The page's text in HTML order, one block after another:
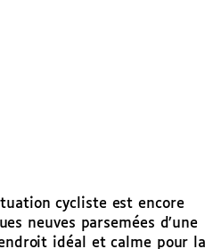
cycliste est encore
neuves parsemées d’une
idéal et calme pour la